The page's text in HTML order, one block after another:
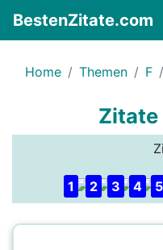
BestenZitate.com
Home Themen F
Zitate
1 2 3 4 5